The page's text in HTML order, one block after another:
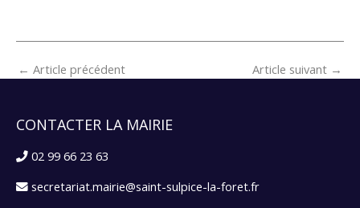
← Article précédent Article suivant →
CONTACTER LA MAIRIE
02 99 66 23 63
secretariat.mairie@saint-sulpice-la-foret.fr